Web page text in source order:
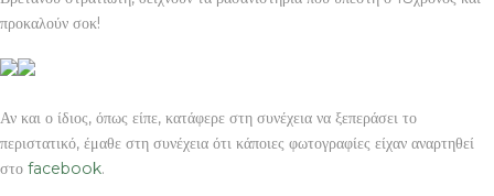
προκαλούν σοκ!
Αν και ο ίδιος, όπως είπε, κατάφερε στη συνέχεια να ξεπεράσει το
περιστατικό, έμαθε στη συνέχεια ότι κάποιες φωτογραφίες είχαν αναρτηθεί
στο facebook.